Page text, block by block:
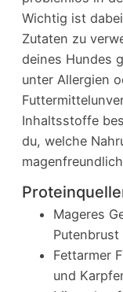
Wichtig ist
Zutaten zu
deines Hundes
unter Allergien
Inhaltsstoffe
du, welche
Mageres
Fettarmer
und